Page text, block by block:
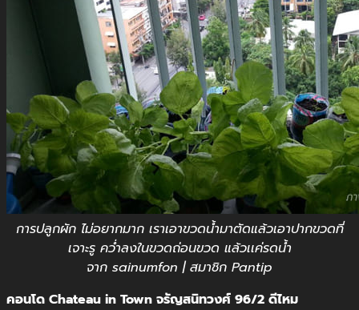
การปลูกผัก ไม่อยากมาก เราเอาขวดน้ำมาตัดแล้วเอาปากขวดที่
เจาะรู คว่ำลงในขวดถ่อนขวด แล้วเเค่รดน้ำ
จาก sainumfon | สมาชิก Pantip
คอนโด Chateau in Town จรัญสนิทวงศ์ 96/2 ดีไหม